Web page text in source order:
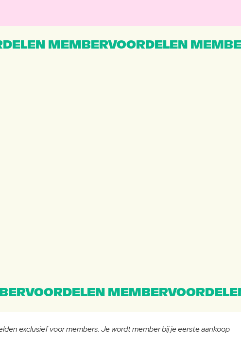
MEMBERVOORDELEN
exclusief voor members. Je wordt member bij je eerste aankoop